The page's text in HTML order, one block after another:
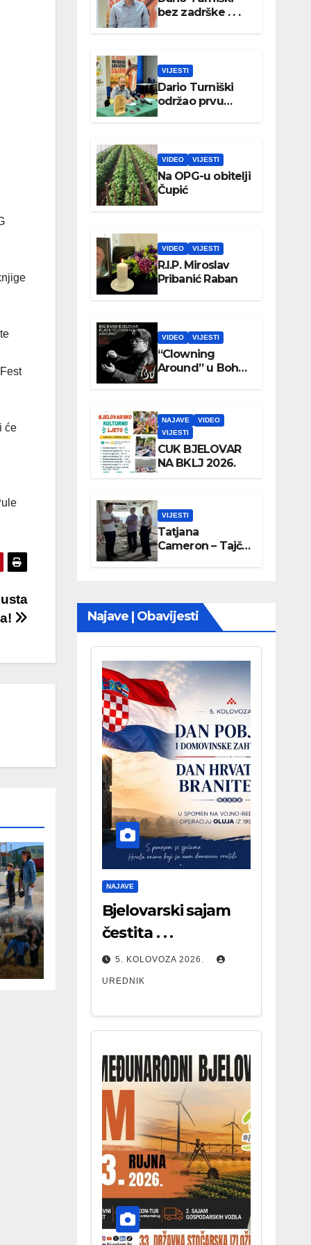
će
bez zadrške . . .
VIJESTI
Dario Turniški
održao prvu
konferenciju za
VIDEO VIJESTI
Na OPG-u obitelji
Čupić
VIDEO VIJESTI
R.I.P. Miroslav
Pribanić Raban
VIDEO VIJESTI
“Clowning
Around” u Boho
parku
NAJAVE
VIDEO
VIJESTI
CUK BJELOVAR
NA BKLJ 2026.
VIJESTI
Tatjana
Cameron – Tajči
posjetila
Najave | Obavijesti
NAJAVE
Bjelovarski sajam
čestita . . .
5. KOLOVOZA 2026.
UREDNIK